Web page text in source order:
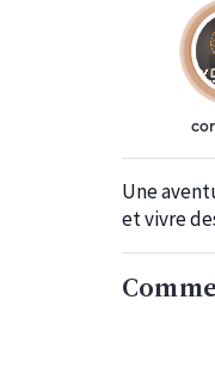
Une
et vivre